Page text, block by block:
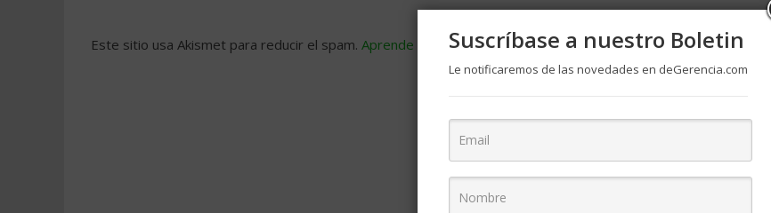
Este sitio usa Akismet para reducir el spam. Aprende cómo se procesan los datos de tus comentarios.
Suscríbase a nuestro Boletin
Le notificaremos de las novedades en deGerencia.com